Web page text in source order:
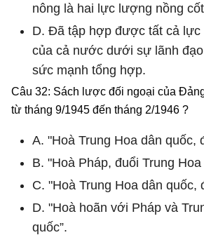
nông là hai lực lượng nồng
D. Đã tập hợp được tất cả lực
của cả nước dưới sự lãnh
sức mạnh tổng hợp.
Câu 32: Sách lược đối ngoại của
từ tháng 9/1945 đến tháng 2/1946 ?
A. "Hoà Trung Hoa dân quốc,
B. "Hoà Pháp, đuổi Trung Hoa
C. "Hoà Trung Hoa dân quốc,
D. "Hoà hoãn với Pháp và
quốc”.